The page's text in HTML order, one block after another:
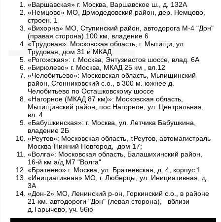
«Варшавская» г. Москва, Варшавское ш., д. 132А
«Немцово» МО, Домодедовский район, дер. Немцово,
строен. 1
«Вихорна» МО, Ступинский район, автодорога М-4 "Дон"
(правая сторона) 100 км, владение 6
«Трудовая»: Московская область, г. Мытищи, ул.
Трудовая, дом 31 и МКАД
«Рогожская»: г. Москва, Энтузиастов шоссе, влад. 6А
«Бирюлево» г. Москва, МКАД 25 км , вл.12
«Челобитьево»: Московская область, Мьпищинский
район, Сгонниковский с.о., в 300 м. южнее д.
Челобитьево по Осташковскому шоссе
«Нагорное (МКАД 87 км)»: Московская область,
Мытищинский район, пос.Нагорное, ул. Центральная,
вл. 4
«Бабушкинская»: г. Москва, ул. Летчика Бабушкина,
владение 2Б
«Реутов»: Московская область, г.Реутов, автомагистраль
Москва-Нижний Новгород, дом 17;
«Волга»: Московская область, Балашихинский район,
16-й км а/д М7 "Волга"
«Братеево» г. Москва, ул. Братеевская, д. 4, корпус 1
«Инициативная» МО, г. Люберцы, ул. Инициативная, д.
3А
«Дон-2» МО, Ленинский р-он, Горкинский с.о., в районе
21-км. автодороги "Дон" (левая сторона), вблизи
д.Тарычево, уч. 56ю